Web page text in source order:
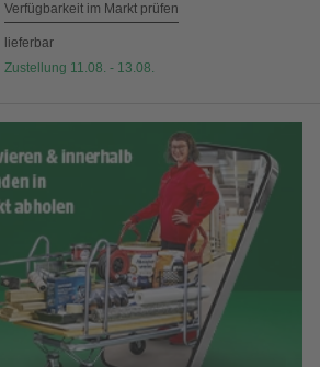
Verfügbarkeit im Markt prüfen
lieferbar
Zustellung 11.08. - 13.08.